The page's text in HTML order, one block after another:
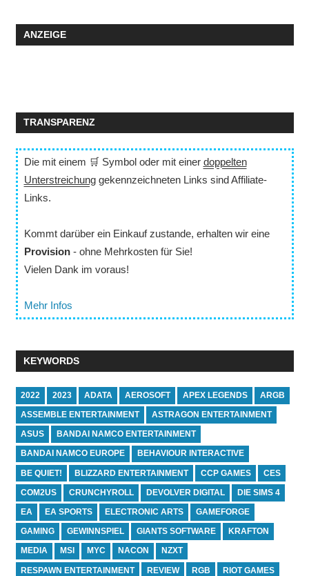
ANZEIGE
TRANSPARENZ
Die mit einem 🛒 Symbol oder mit einer doppelten
Unterstreichunggekennzeichneten Links sind Affiliate-
Links.
Kommt darüber ein Einkauf zustande, erhalten wir eine
Provision- ohne Mehrkosten für Sie!
Vielen Dank im voraus!
Mehr Infos
KEYWORDS
2022 2023 ADATA AEROSOFT APEX LEGENDS ARGB
ASSEMBLE ENTERTAINMENT ASTRAGON ENTERTAINMENT
ASUS BANDAI NAMCO ENTERTAINMENT
BANDAI NAMCO EUROPE BEHAVIOUR INTERACTIVE
BE QUIET! BLIZZARD ENTERTAINMENT CCP GAMES CES
COM2US CRUNCHYROLL DEVOLVER DIGITAL DIE SIMS 4
EA EA SPORTS ELECTRONIC ARTS GAMEFORGE
GAMING GEWINNSPIEL GIANTS SOFTWARE KRAFTON
MEDIA MSI MYC NACON NZXT
RESPAWN ENTERTAINMENT REVIEW RGB RIOT GAMES